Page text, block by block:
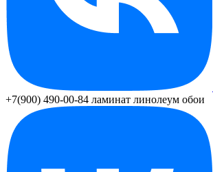
+7(900) 490-00-84 ламинат линолеум обои